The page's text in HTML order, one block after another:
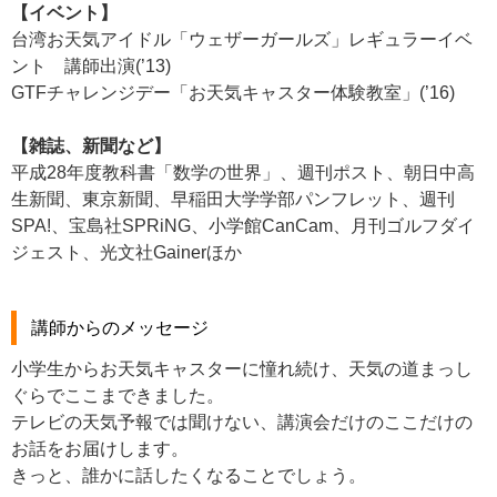
【イベント】
台湾お天気アイドル「ウェザーガールズ」レギュラーイベ
ント 講師出演(’13)
GTFチャレンジデー「お天気キャスター体験教室」(’16)
【雑誌、新聞など】
平成28年度教科書「数学の世界」、週刊ポスト、朝日中高
生新聞、東京新聞、早稲田大学学部パンフレット、週刊
SPA!、宝島社SPRiNG、小学館CanCam、月刊ゴルフダイ
ジェスト、光文社Gainerほか
講師からのメッセージ
小学生からお天気キャスターに憧れ続け、天気の道まっし
ぐらでここまできました。
テレビの天気予報では聞けない、講演会だけのここだけの
お話をお届けします。
きっと、誰かに話したくなることでしょう。